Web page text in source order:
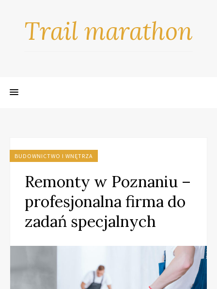
Trail marathon
BUDOWNICTWO I WNĘTRZA
Remonty w Poznaniu –
profesjonalna firma do
zadań specjalnych